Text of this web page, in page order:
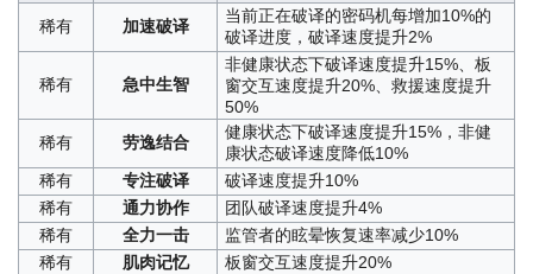
稀有
加速破译
当前正在破译的密码机每增加10%的
破译进度，破译速度提升2%
稀有 急中生智
非健康状态下破译速度提升15%、板
窗交互速度提升20%、救援速度提升
50%
稀有
劳逸结合
健康状态下破译速度提升15%，非健
康状态破译速度降低10%
稀有
专注破译
破译速度提升10%
稀有
通力协作
团队破译速度提升4%
稀有
全力一击
监管者的眩晕恢复速率减少10%
稀有
肌肉记忆
板窗交互速度提升20%